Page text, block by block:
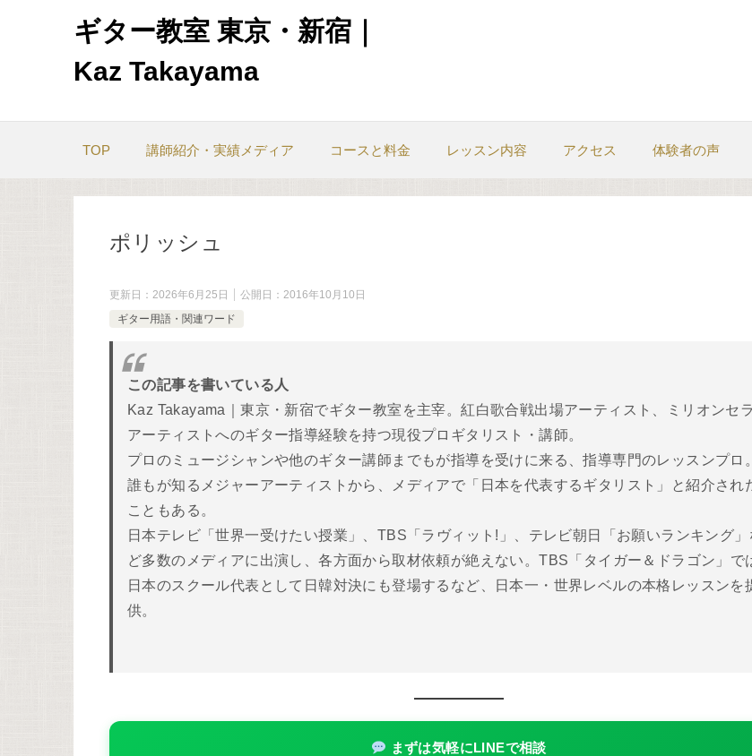
ギター教室 東京・新宿｜
Kaz Takayama
TOP 講師紹介・実績メディア コースと料金 レッスン内容 アクセス 体験者の声
ポリッシュ
更新日： 2026年6月25日 公開日： 2016年10月10日
ギター用語・関連ワード
この記事を書いている人
Kaz Takayama｜東京・新宿でギター教室を主宰。紅白歌合戦出場アーティスト、ミリオンセ
アーティストへのギター指導経験を持つ現役プロギタリスト・講師。
プロのミュージシャンや他のギター講師までもが指導を受けに来る、指導専門のレッスンプロ。
誰もが知るメジャーアーティストから、メディアで「日本を代表するギタリスト」と紹介され
こともある。
日本テレビ「世界一受けたい授業」、TBS「ラヴィット!」、テレビ朝日「お願いランキング」
ど多数のメディアに出演し、各方面から取材依頼が絶えない。TBS「タイガー＆ドラゴン」で
日本のスクール代表として日韓対決にも登場するなど、日本一・世界レベルの本格レッスンを
供。
まずは気軽にLINEで相談